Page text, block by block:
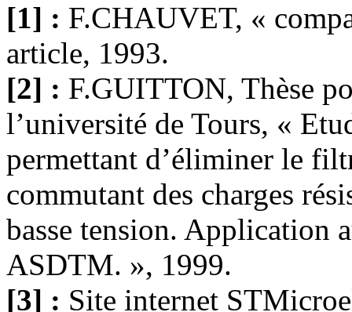
[1] : F.CHAUVET, «
article, 1993.
[2] : F.GUITTON, Thèse
l’université de Tours, «
permettant d’éliminer le
commutant des charges
basse tension. Application
ASDTM. », 1999.
[3] : Site internet